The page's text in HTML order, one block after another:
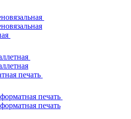
печать
печать
печать